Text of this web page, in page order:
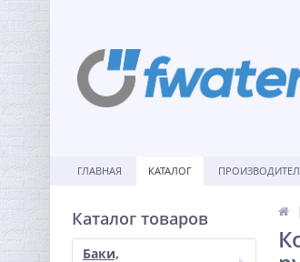
ГЛАВНАЯ КАТАЛОГ
Каталог товаров
Баки,